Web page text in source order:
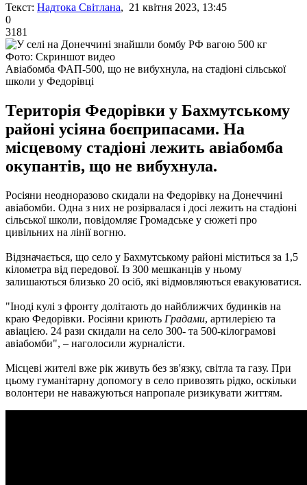
Текст: Надтока Світлана, 21 квітня 2023, 13:45
0
3181
Фото: Скриншот видео
Авіабомба ФАП-500, що не вибухнула, на стадіоні сільської
школи у Федорівці
Територія Федорівки у Бахмутському
районі усіяна боєприпасами. На
місцевому стадіоні лежить авіабомба
окупантів, що не вибухнула.
Росіяни неодноразово скидали на Федорівку на Донеччині
авіабомби. Одна з них не розірвалася і досі лежить на стадіоні
сільської школи, повідомляє Громадське у сюжеті про
цивільних на лінії вогню.
Відзначається, що село у Бахмутському районі міститься за 1,5
кілометра від передової. Із 300 мешканців у ньому
залишаються близько 20 осіб, які відмовляються евакуюватися.
"Іноді кулі з фронту долітають до найближчих будинків на
краю Федорівки. Росіяни криють Градами, артилерією та
авіацією. 24 рази скидали на село 300- та 500-кілограмові
авіабомби", – наголосили журналісти.
Місцеві жителі вже рік живуть без зв'язку, світла та газу. При
цьому гуманітарну допомогу в село привозять рідко, оскільки
волонтери не наважуються напропале ризикувати життям.